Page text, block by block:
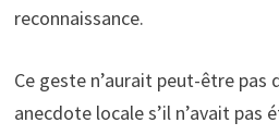
reconnaissance.
Ce geste n’aurait peut-être pas
anecdote locale s’il n’avait pas